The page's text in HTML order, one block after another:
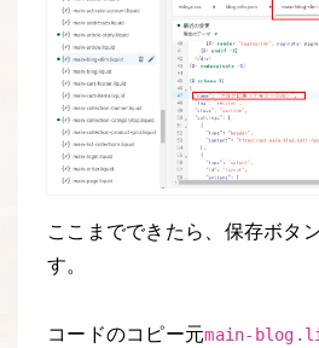
ここまでできたら、保存ボタ
す。
コードのコピー元main-